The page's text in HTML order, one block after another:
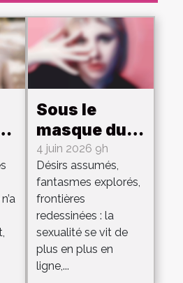
Sous le
masque du
désir :
explorer les
vraies
envies dans
le sexe à
l’ère
numérique
4 juin 2026 9h
Désirs assumés,
fantasmes explorés,
frontières
redessinées : la
sexualité se vit de
plus en plus en
ligne,...